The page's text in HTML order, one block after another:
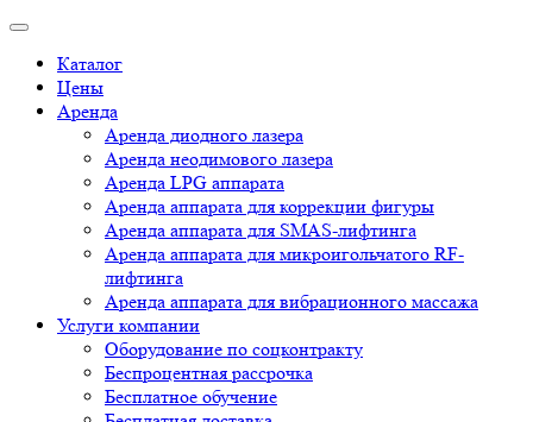
Каталог
Цены
Аренда
Аренда диодного лазера
Аренда неодимового лазера
Аренда LPG аппарата
Аренда аппарата для коррекции фигуры
Аренда аппарата для SMAS-лифтинга
Аренда аппарата для микроигольчатого RF-
лифтинга
Аренда аппарата для вибрационного массажа
Услуги компании
Оборудование по соцконтракту
Беспроцентная рассрочка
Бесплатное обучение